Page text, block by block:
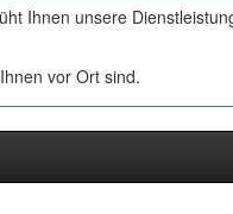
Ihnen unsere
vor Ort sind.